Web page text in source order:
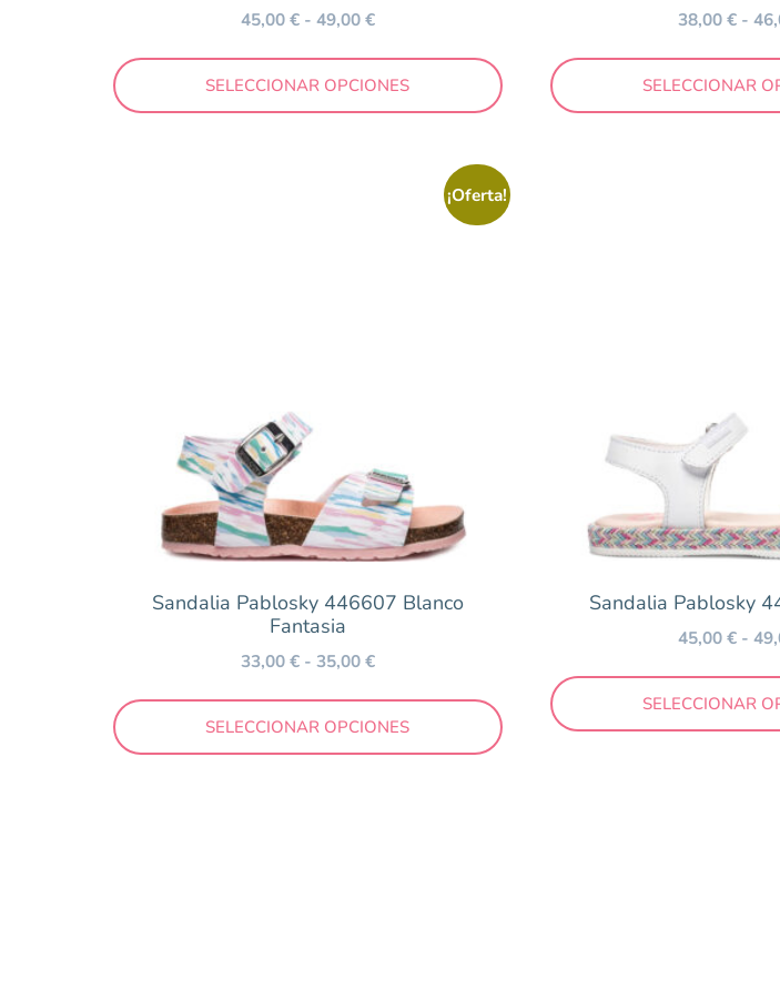
Plata
Plomo
Blanditos by Crios
Chetto
Conguitos
Coqueflex
Gioseppo
Igor
Munich
45,00€ - 49,00€
SELECCIONAR OPCIONES
38,00€ -
SELECCIONAR
¡Oferta!
Sandalia Pablosky 446607 Blanco
Fantasia
33,00€ - 35,00€
SELECCIONAR OPCIONES
Sandalia Pablosky
45,00€ -
SELECCIONAR